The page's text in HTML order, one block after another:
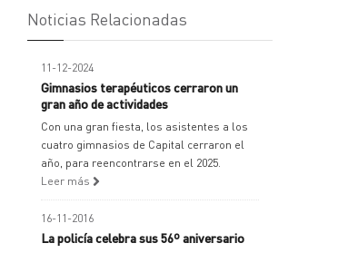
Noticias Relacionadas
11-12-2024
Gimnasios terapéuticos cerraron un
gran año de actividades
Con una gran fiesta, los asistentes a los
cuatro gimnasios de Capital cerraron el
año, para reencontrarse en el 2025.
Leer más
16-11-2016
La policía celebra sus 56º aniversario